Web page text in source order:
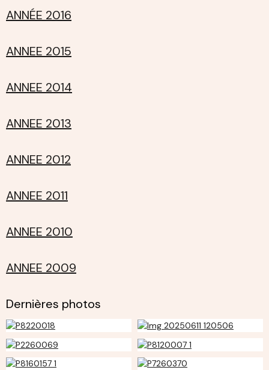
ANNÉE 2016
ANNEE 2015
ANNEE 2014
ANNEE 2013
ANNEE 2012
ANNEE 2011
ANNEE 2010
ANNEE 2009
Dernières photos